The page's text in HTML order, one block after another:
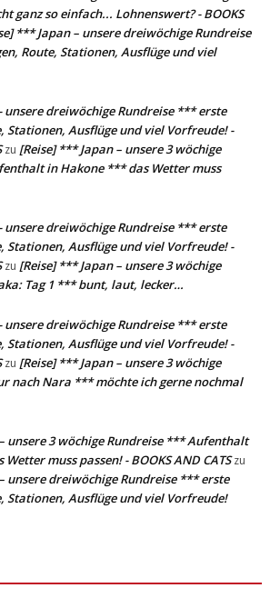
ganz so einfach... Lohnenswert? - BOOKS
*** Japan – unsere dreiwöchige Rundreise
Route, Stationen, Ausflüge und viel
unsere dreiwöchige Rundreise *** erste
Stationen, Ausflüge und viel Vorfreude! -
zu [Reise] *** Japan – unsere 3 wöchige
in Hakone *** das Wetter muss
unsere dreiwöchige Rundreise *** erste
Stationen, Ausflüge und viel Vorfreude! -
zu [Reise] *** Japan – unsere 3 wöchige
Tag 1 *** bunt, laut, lecker…
unsere dreiwöchige Rundreise *** erste
Stationen, Ausflüge und viel Vorfreude! -
zu [Reise] *** Japan – unsere 3 wöchige
nach Nara *** möchte ich gerne nochmal
unsere 3 wöchige Rundreise *** Aufenthalt
muss passen! - BOOKS AND CATSzu
unsere dreiwöchige Rundreise *** erste
Stationen, Ausflüge und viel Vorfreude!